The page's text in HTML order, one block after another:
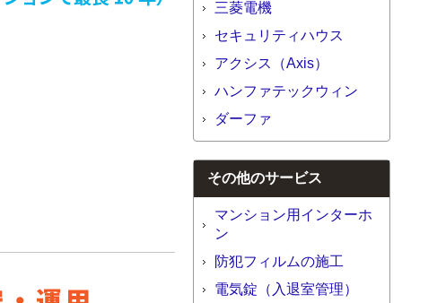
三菱電機
セキュリティハウス
アクシス（Axis）
ハンファテックウィン
ダーファ
その他のサービス
マンション用インターホ
ン
防犯フィルムの施工
電気錠（入退室管理）